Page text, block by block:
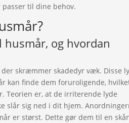
til dine behov.
og hvordan
skræmmer skadedyr væk. Disse
kan finde dem foruroligende,
Teorien er, at de irriterende lyde
slår sig ned i dit hjem.
er størst. Dette gør dem til en